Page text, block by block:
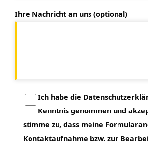
Ihre Nachricht an uns (optional)
Ich habe die
Kenntnis genommen und
stimme zu, dass meine
Kontaktaufnahme bzw. zur